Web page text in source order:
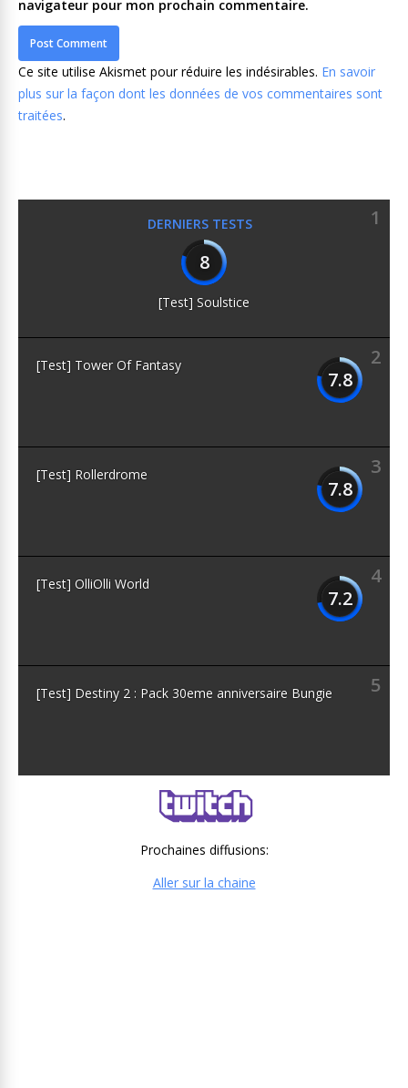
navigateur pour mon prochain commentaire.
Ce site utilise Akismet pour réduire les indésirables. En savoir
plus sur la façon dont les données de vos commentaires sont
traitées.
DERNIERS TESTS
1
8
[Test] Soulstice
2
7.8
[Test] Tower Of Fantasy
3
7.8
[Test] Rollerdrome
4
7.2
[Test] OlliOlli World
5
[Test] Destiny 2 : Pack 30eme anniversaire Bungie
Prochaines diffusions:
Aller sur la chaine